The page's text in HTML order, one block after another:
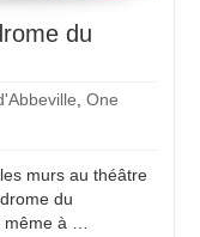
du
,One
murs au théâtre
du
même à …